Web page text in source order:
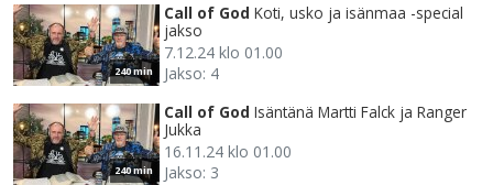
240 min
Call of God Koti, usko ja isänmaa -special
jakso
7.12.24 klo 01.00
Jakso: 4
240 min
Call of God Isäntänä Martti Falck ja Ranger
Jukka
16.11.24 klo 01.00
Jakso: 3